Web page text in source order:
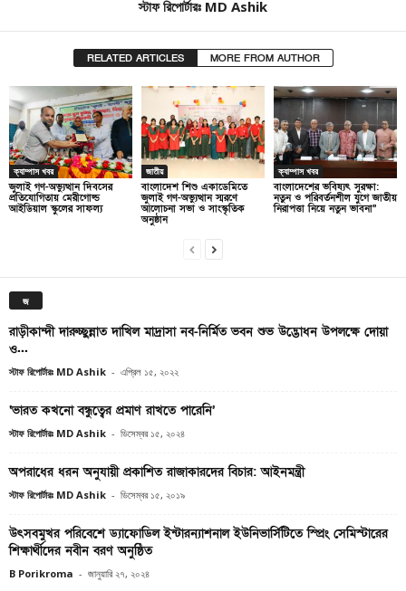
স্টাফ রিপোর্টারঃ MD Ashik
RELATED ARTICLES MORE FROM AUTHOR
ক্যাম্পাস খবর
জুলাই গণ-অভ্যুত্থান দিবসের
প্রতিযোগিতায় মেরীগোল্ড
আইডিয়াল স্কুলের সাফল্য
জাতীয়
বাংলাদেশ শিশু একাডেমিতে
জুলাই গণ-অভ্যুত্থান স্মরণে
আলোচনা সভা ও সাংস্কৃতিক
অনুষ্ঠান
ক্যাম্পাস খবর
বাংলাদেশের ভবিষ্যৎ সুরক্ষা:
নতুন ও পরিবর্তনশীল যুগে জাতীয়
নিরাপত্তা নিয়ে নতুন ভাবনা”
জ
রাড়ীকান্দী দারুচ্ছুন্নাত দাখিল মাদ্রাসা নব-নির্মিত ভবন শুভ উদ্ভোধন উপলক্ষে দোয়া
ও...
স্টাফ রিপোর্টারঃ MD Ashik - এপ্রিল ১৫, ২০২২
‘ভারত কখনো বন্ধুত্বের প্রমাণ রাখতে পারেনি’
স্টাফ রিপোর্টারঃ MD Ashik - ডিসেম্বর ১৫, ২০২৪
অপরাধের ধরন অনুযায়ী প্রকাশিত রাজাকারদের বিচার: আইনমন্ত্রী
স্টাফ রিপোর্টারঃ MD Ashik - ডিসেম্বর ১৫, ২০১৯
উৎসবমুখর পরিবেশে ড্যাফোডিল ইন্টারন্যাশনাল ইউনিভার্সিটিতে স্প্রিং সেমিস্টারের
শিক্ষার্থীদের নবীন বরণ অনুষ্ঠিত
B Porikroma - জানুয়ারি ২৭, ২০২৪